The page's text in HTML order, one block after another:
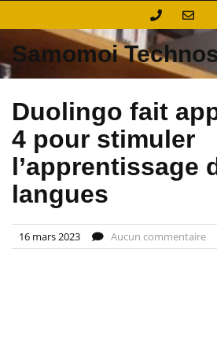
Samomoi
Duolingo fait
4 pour stimuler
l’apprentissage
langues
16 mars 2023 Aucun commentaire